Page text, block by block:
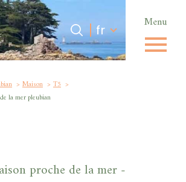
Menu
fr
0 Langue
fr
Maison
T5
la mer pleubian
proche de la mer -